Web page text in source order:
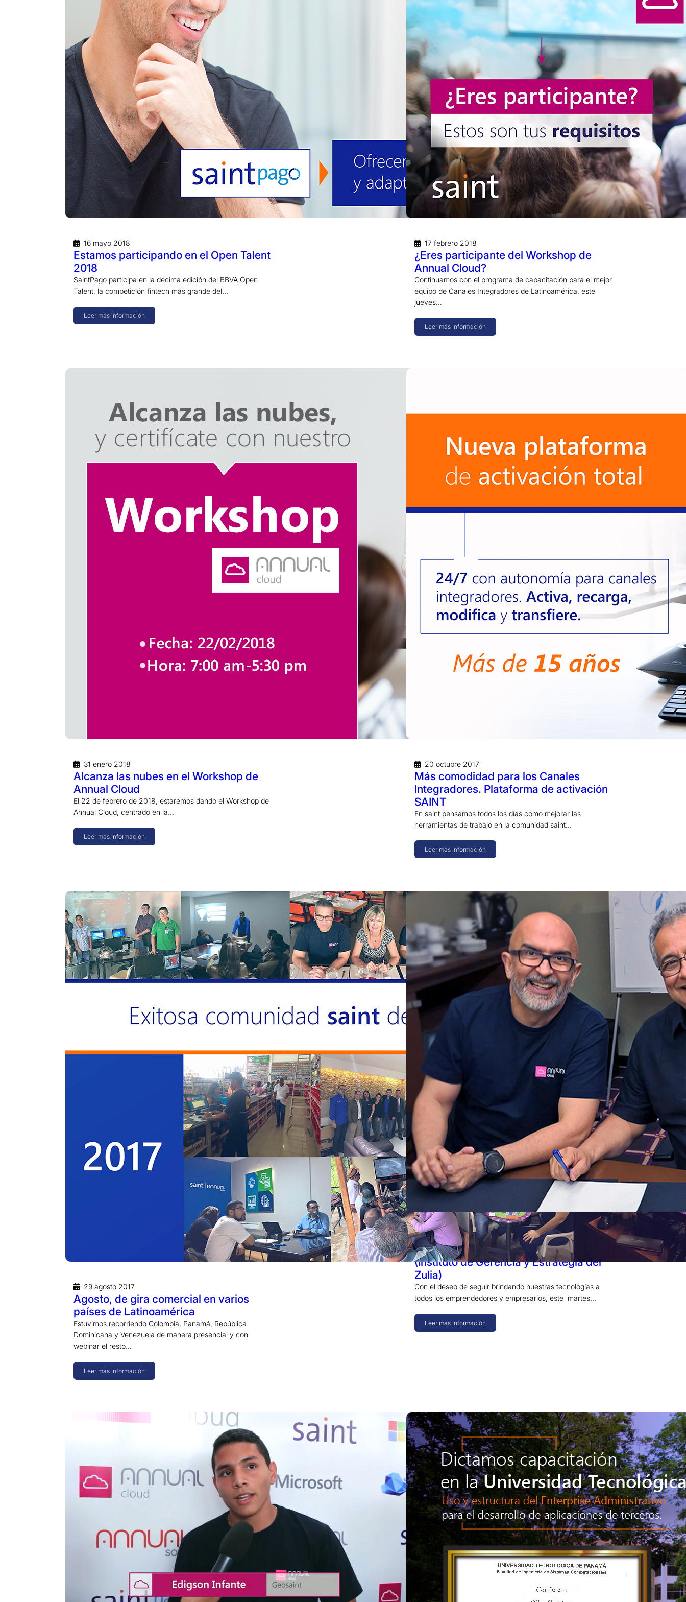
16 mayo 2018
Estamos participando en el Open Talent
2018
SaintPago participa en la décima edición del BBVA Open
Talent, la competición fintech más grande del…
Leer más información
17 febrero 2018
¿Eres participante del Workshop de
Annual Cloud?
Continuamos con el programa de capacitación para el mejor
equipo de Canales Integradores de Latinoamérica, este
jueves…
Leer más información
31 enero 2018
Alcanza las nubes en el Workshop de
Annual Cloud
El 22 de febrero de 2018, estaremos dando el Workshop de
Annual Cloud, centrado en la…
Leer más información
20 octubre 2017
Más comodidad para los Canales
Integradores. Plataforma de activación
SAINT
En saint pensamos todos los días como mejorar las
herramientas de trabajo en la comunidad saint…
Leer más información
29 agosto 2017
Agosto, de gira comercial en varios
países de Latinoamérica
Estuvimos recorriendo Colombia, Panamá, República
Dominicana y Venezuela de manera presencial y con
webinar el resto…
Leer más información
27 julio 2017
Saint firma acuerdo con el IGEZ
(Instituto de Gerencia y Estrategia del
Zulia)
Con el deseo de seguir brindando nuestras tecnologías a
todos los emprendedores y empresarios, este martes…
Leer más información